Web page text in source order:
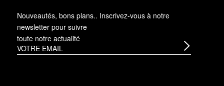
Nouveautés, bons plans.. Inscrivez-vous à notre
newsletter pour suivre
toute notre actualité